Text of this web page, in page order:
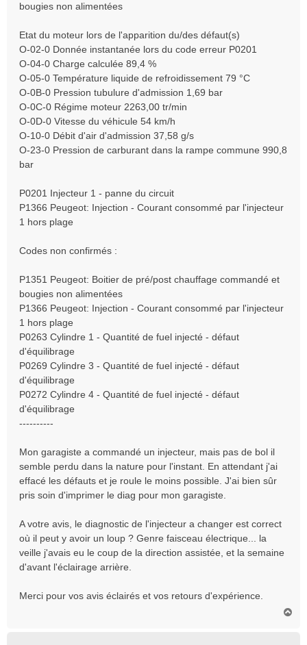
bougies non alimentées
Etat du moteur lors de l'apparition du/des défaut(s)
O-02-0 Donnée instantanée lors du code erreur P0201
O-04-0 Charge calculée 89,4 %
O-05-0 Température liquide de refroidissement 79 °C
O-0B-0 Pression tubulure d'admission 1,69 bar
O-0C-0 Régime moteur 2263,00 tr/min
O-0D-0 Vitesse du véhicule 54 km/h
O-10-0 Débit d'air d'admission 37,58 g/s
O-23-0 Pression de carburant dans la rampe commune 990,8
bar
P0201 Injecteur 1 - panne du circuit
P1366 Peugeot: Injection - Courant consommé par l'injecteur
1 hors plage
Codes non confirmés :
P1351 Peugeot: Boitier de pré/post chauffage commandé et
bougies non alimentées
P1366 Peugeot: Injection - Courant consommé par l'injecteur
1 hors plage
P0263 Cylindre 1 - Quantité de fuel injecté - défaut
d'équilibrage
P0269 Cylindre 3 - Quantité de fuel injecté - défaut
d'équilibrage
P0272 Cylindre 4 - Quantité de fuel injecté - défaut
d'équilibrage
----------
Mon garagiste a commandé un injecteur, mais pas de bol il
semble perdu dans la nature pour l'instant. En attendant j'ai
effacé les défauts et je roule le moins possible. J'ai bien sûr
pris soin d'imprimer le diag pour mon garagiste.
A votre avis, le diagnostic de l'injecteur a changer est correct
où il peut y avoir un loup ? Genre faisceau électrique... la
veille j'avais eu le coup de la direction assistée, et la semaine
d'avant l'éclairage arrière.
Merci pour vos avis éclairés et vos retours d'expérience.